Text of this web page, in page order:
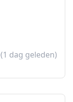
(1 dag geleden)